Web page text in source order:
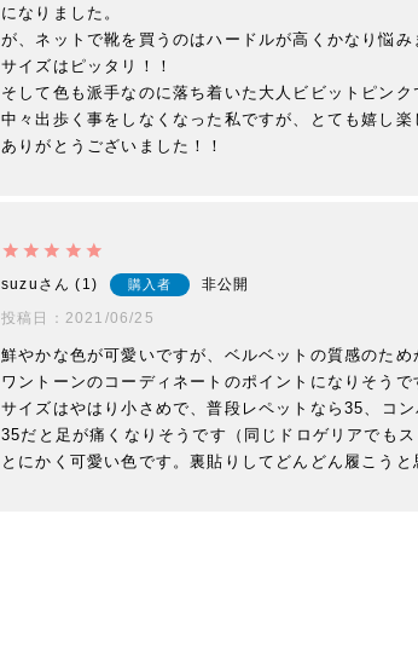
になりました。
が、ネットで靴を買うのはハードルが高くかなり悩
サイズはピッタリ！！
そして色も派手なのに落ち着いた大人ビビットピンク
中々出歩く事をしなくなった私ですが、とても嬉し楽
ありがとうございました！！
suzu 1 購入者
非公開
投稿日
2021/06/25
鮮やかな色が可愛いですが、ベルベットの質感のた
ワントーンのコーディネートのポイントになりそうで
サイズはやはり小さめで、普段レペットなら35、コ
35だと足が痛くなりそうです（同じドロゲリアでも
とにかく可愛い色です。裏貼りしてどんどん履こうと